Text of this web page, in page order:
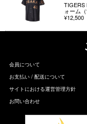
TIGERS
ォーム
¥12,500
会員について
お支払い / 配送について
サイトにおける運営管理方針
お問い合わせ